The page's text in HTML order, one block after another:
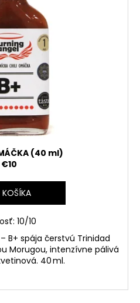
(40 ml)
€10
10/10
B+ spája čerstvú Trinidad
Morugou, intenzívne pálivá
40 ml.